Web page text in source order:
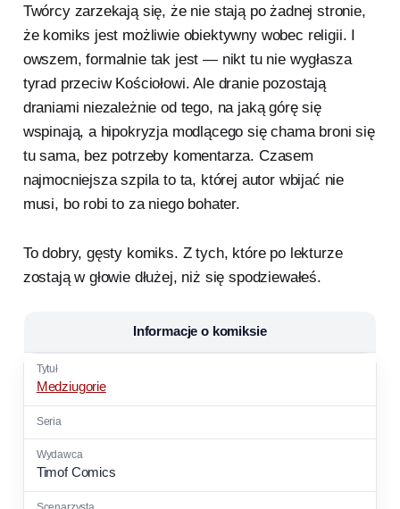
Twórcy zarzekają się, że nie stają po żadnej stronie,
że komiks jest możliwie obiektywny wobec religii. I
owszem, formalnie tak jest — nikt tu nie wygłasza
tyrad przeciw Kościołowi. Ale dranie pozostają
draniami niezależnie od tego, na jaką górę się
wspinają, a hipokryzja modlącego się chama broni się
tu sama, bez potrzeby komentarza. Czasem
najmocniejsza szpila to ta, której autor wbijać nie
musi, bo robi to za niego bohater.
To dobry, gęsty komiks. Z tych, które po lekturze
zostają w głowie dłużej, niż się spodziewałeś.
Informacje o komiksie
Medziugorie
Timof Comics